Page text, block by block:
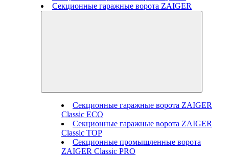
Секционные гаражные ворота ZAIGER
Секционные гаражные ворота ZAIGER
Classic ECO
Секционные гаражные ворота ZAIGER
Classic TOP
Секционные промышленные ворота
ZAIGER Classic PRO